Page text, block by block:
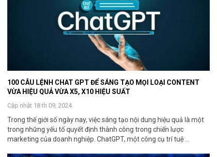
100 CÂU LỆNH CHAT GPT ĐỂ SÁNG TẠO MỌI LOẠI CONTENT
VỪA HIỆU QUẢ VỪA X5, X10 HIỆU SUẤT
Cập nhật 18 th 09, 2024
Trong thế giới số ngày nay, việc sáng tạo nội dung hiệu quả là một
trong những yếu tố quyết định thành công trong chiến lược
marketing của doanh nghiệp. ChatGPT, một công cụ trí tuệ ...